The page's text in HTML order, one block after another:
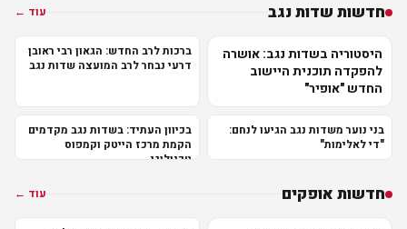
חדשות שדות נגב עוד ←
היסטוריה בשדות נגב: אושרה
להפקדה תוכנית היישוב
החדש "אופיר"
ברכות לרב החדש: הגאון רבי ראובן
דרעי נבחר לרב המועצה שדות נגב
בני נוער משדות נגב הגיעו לנחם:
"די לאלימות"
בכיוון העתיד: בשדות נגב מקדמים
הקמת מרכז הייטק וקמפוס
טכנולוגי
חדשות אופקים עוד ←